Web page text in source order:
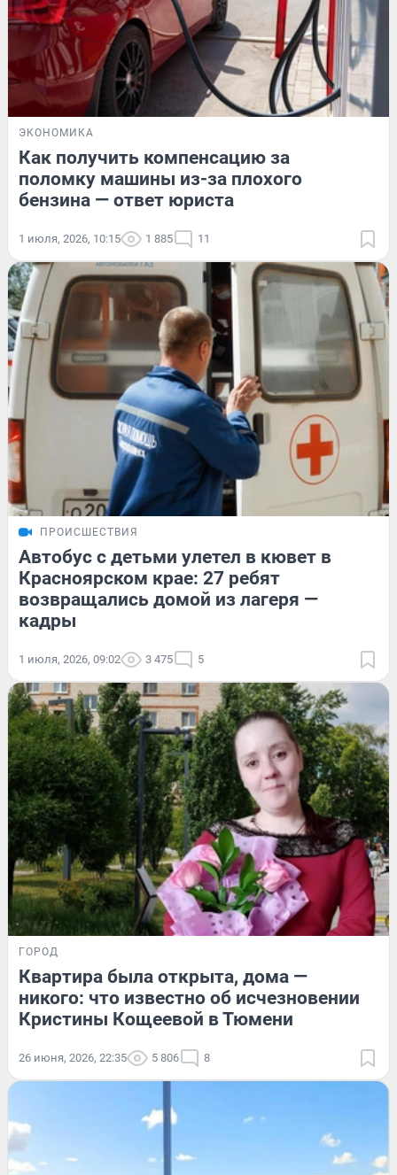
ЭКОНОМИКА
Как получить компенсацию за
поломку машины из-за плохого
бензина — ответ юриста
1 июля, 2026, 10:15 1 885 11
ПРОИСШЕСТВИЯ
Автобус с детьми улетел в кювет в
Красноярском крае: 27 ребят
возвращались домой из лагеря —
кадры
1 июля, 2026, 09:02 3 475 5
ГОРОД
Квартира была открыта, дома —
никого: что известно об исчезновении
Кристины Кощеевой в Тюмени
26 июня, 2026, 22:35 5 806 8